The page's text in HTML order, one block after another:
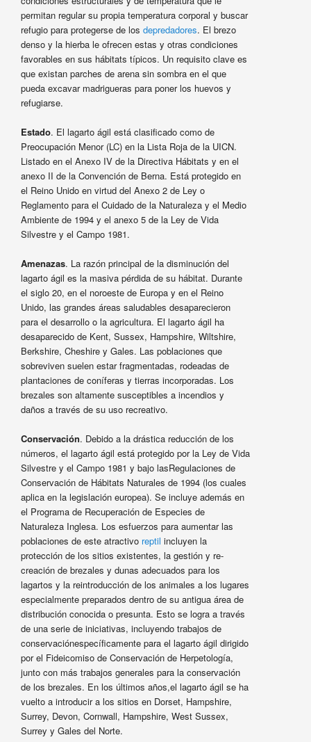
permitan regular su propia temperatura corporal y buscar
refugio para protegerse de los depredadores. El brezo
denso y la hierba le ofrecen estas y otras condiciones
favorables en sus hábitats típicos. Un requisito clave es
que existan parches de arena sin sombra en el que
pueda excavar madrigueras para poner los huevos y
refugiarse.
Estado. El lagarto ágil está clasificado como de
Preocupación Menor (LC) en la Lista Roja de la UICN.
Listado en el Anexo IV de la Directiva Hábitats y en el
anexo II de la Convención de Berna. Está protegido en
el Reino Unido en virtud del Anexo 2 de Ley o
Reglamento para el Cuidado de la Naturaleza y el Medio
Ambiente de 1994 y el anexo 5 de la Ley de Vida
Silvestre y el Campo 1981.
Amenazas. La razón principal de la disminución del
lagarto ágil es la masiva pérdida de su hábitat. Durante
el siglo 20, en el noroeste de Europa y en el Reino
Unido, las grandes áreas saludables desaparecieron
para el desarrollo o la agricultura. El lagarto ágil ha
desaparecido de Kent, Sussex, Hampshire, Wiltshire,
Berkshire, Cheshire y Gales. Las poblaciones que
sobreviven suelen estar fragmentadas, rodeadas de
plantaciones de coníferas y tierras incorporadas. Los
brezales son altamente susceptibles a incendios y
daños a través de su uso recreativo.
Conservación. Debido a la drástica reducción de los
números, el lagarto ágil está protegido por la Ley de Vida
Silvestre y el Campo 1981 y bajo lasRegulaciones de
Conservación de Hábitats Naturales de 1994 (los cuales
aplica en la legislación europea). Se incluye además en
el Programa de Recuperación de Especies de
Naturaleza Inglesa. Los esfuerzos para aumentar las
poblaciones de este atractivo reptil incluyen la
protección de los sitios existentes, la gestión y re-
creación de brezales y dunas adecuados para los
lagartos y la reintroducción de los animales a los lugares
especialmente preparados dentro de su antigua área de
distribución conocida o presunta. Esto se logra a través
de una serie de iniciativas, incluyendo trabajos de
conservaciónespecíficamente para el lagarto ágil dirigido
por el Fideicomiso de Conservación de Herpetología,
junto con más trabajos generales para la conservación
de los brezales. En los últimos años,el lagarto ágil se ha
vuelto a introducir a los sitios en Dorset, Hampshire,
Surrey, Devon, Cornwall, Hampshire, West Sussex,
Surrey y Gales del Norte.